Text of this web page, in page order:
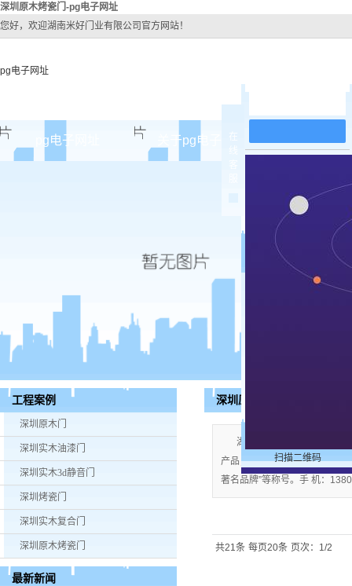
深圳原木烤瓷门-pg电子网址
您好，欢迎湖南米好门业有限公司官方网站！
pg电子网址
pg电子网址 关于pg电子网址
公司团队
pg电子网址
深圳实木
深圳实木
深圳烤
深圳实木
工程案例
深圳原木门
深圳实木油漆门
深圳实木3d静音门
深圳烤瓷门
深圳实木复合门
深圳原木烤瓷门
最新新闻
深圳原木烤瓷门
湖南米好门业有限公司公
产品；企业视产品质量为生命
著名品牌”等称号。手 机：
共21条 每页20条 页次：1/2
在
扫描二维码